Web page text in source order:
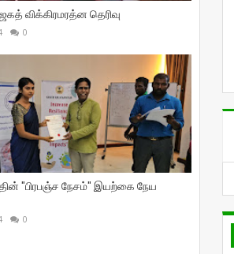
விக்கிரமரத்ன தெரிவு
0
"பிரபஞ்ச நேசம்" இயற்கை நேய
0